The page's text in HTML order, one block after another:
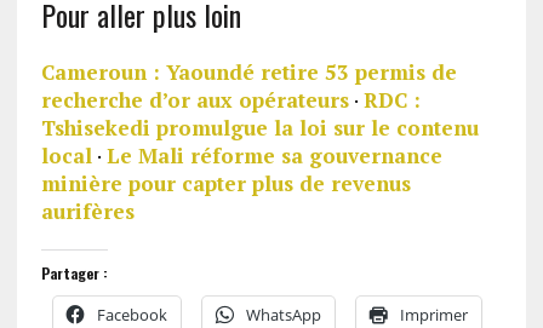
Pour aller plus loin
Cameroun : Yaoundé retire 53 permis de
recherche d’or aux opérateurs· RDC :
Tshisekedi promulgue la loi sur le contenu
local· Le Mali réforme sa gouvernance
minière pour capter plus de revenus
aurifères
Partager :
Facebook WhatsApp Imprimer